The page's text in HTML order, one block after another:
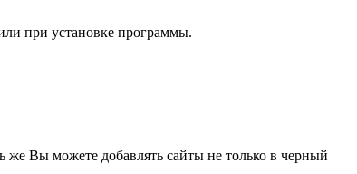
при установке программы.
же Вы можете добавлять сайты не только в черный